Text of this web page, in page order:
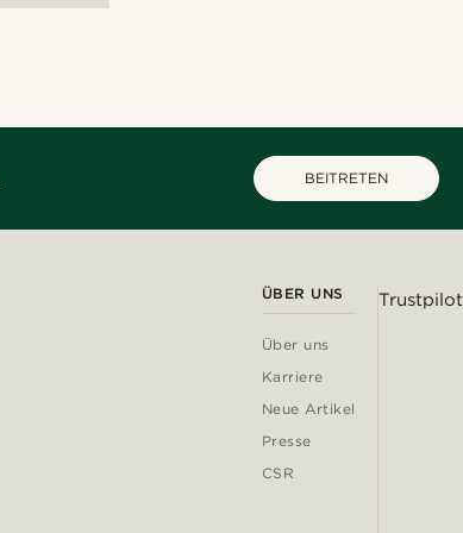
BEITRETEN
ÜBER UNS
Über uns
Karriere
Neue Artikel
Presse
CSR
Trustpilot